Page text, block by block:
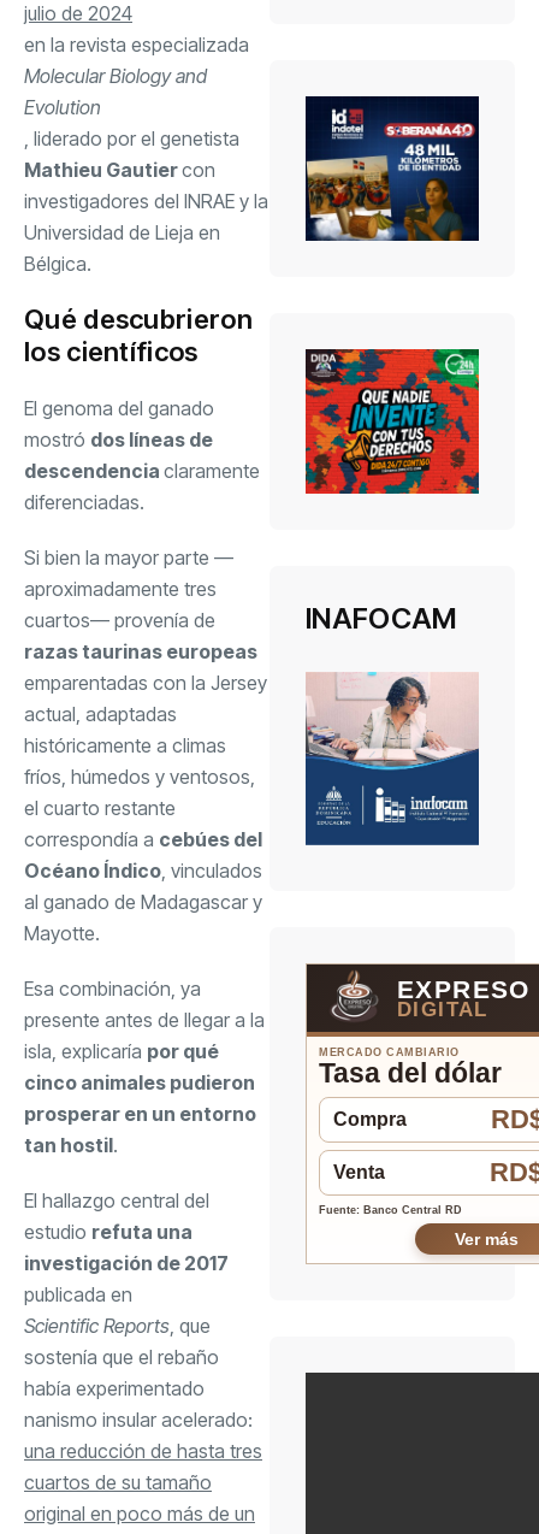
julio de 2024
en la revista especializada
Molecular Biology and
Evolution
, liderado por el genetista
Mathieu Gautiercon
investigadores del INRAE y la
Universidad de Lieja en
Bélgica.
Qué descubrieron
los científicos
El genoma del ganado
mostró dos líneas de
descendencia claramente
diferenciadas.
Si bien la mayor parte —
aproximadamente tres
cuartos— provenía de
razas taurinas europeas
emparentadas con la Jersey
actual, adaptadas
históricamente a climas
fríos, húmedos y ventosos,
el cuarto restante
correspondía a cebúes del
Océano Índico, vinculados
al ganado de Madagascar y
Mayotte.
Esa combinación, ya
presente antes de llegar a la
isla, explicaría por qué
cinco animales pudieron
prosperar en un entorno
tan hostil.
El hallazgo central del
estudio refuta una
investigación de 2017
publicada en
Scientific Reports, que
sostenía que el rebaño
había experimentado
nanismo insular acelerado:
una reducción de hasta tres
cuartos de su tamaño
original en poco más de un
INAFOCAM
EXPRESO
DIGITAL
MERCADO CAMBIARIO
Tasa del dólar
Compra
Venta
Fuente: Banco Central RD
Ver más